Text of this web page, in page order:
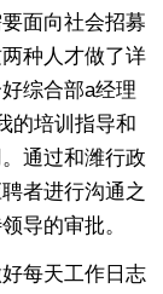
面向社会招募
种人才做了详
综合部a经理
的培训指导和
通过和潍行政
者进行沟通之
导的审批。
每天工作日志